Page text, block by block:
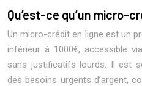
Qu’est-ce qu’un micro-
Un micro-crédit en ligne est un
inférieur à 1000€, accessible
sans justificatifs lourds. Il est
des besoins urgents d’argent,